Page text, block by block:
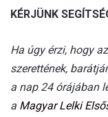
KÉRJÜNK
Ha úgy érzi, hogy
szerettének,
a nap 24 órájában
a Magyar Lelki